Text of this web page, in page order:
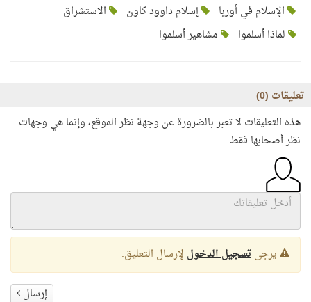
الإسلام في أوربا إسلام داوود كاون
الاستشراق
لماذا أسلموا
مشاهير أسلموا
تعليقات (0
)
هذه التعليقات لا تعبر بالضرورة عن وجهة نظر الموقع، وإنما هي وجهات
نظر أصحابها فقط.
يرجىتسجيل الدخول لإرسال التعليق.
إرسال